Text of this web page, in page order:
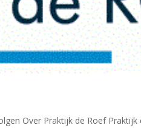
Over Praktijk de Roef Praktijk